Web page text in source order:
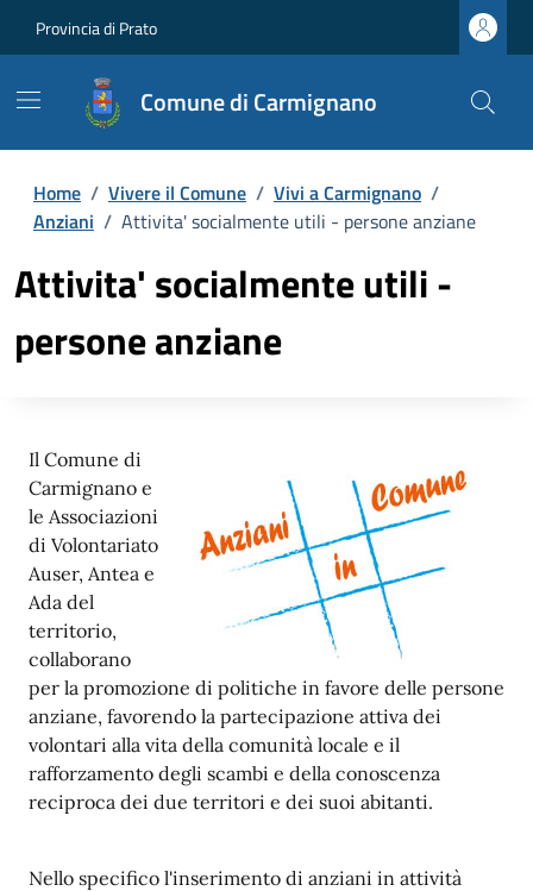
Provincia di Prato
Comune di Carmignano
Home / Vivere il Comune / Vivi a Carmignano /
Anziani / Attivita' socialmente utili - persone anziane
Attivita' socialmente utili -
persone anziane
Il Comune di
Carmignano e
le Associazioni
di Volontariato
Auser, Antea e
Ada del
territorio,
collaborano
per la promozione di politiche in favore delle persone
anziane, favorendo la partecipazione attiva dei
volontari alla vita della comunità locale e il
rafforzamento degli scambi e della conoscenza
reciproca dei due territori e dei suoi abitanti.
Nello specifico l'inserimento di anziani in attività